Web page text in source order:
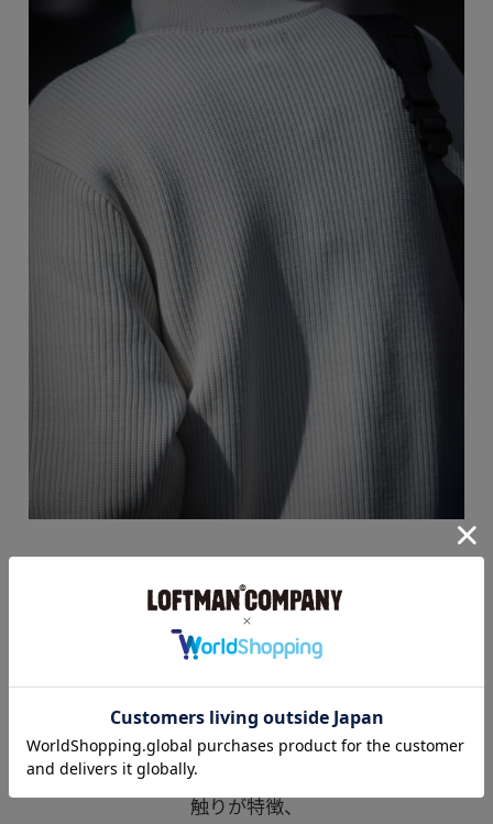
オーストラリア産エクストラファインメリノウール
す。
シルクのような光沢とカシミヤのような滑らかな肌
触りが特徴、